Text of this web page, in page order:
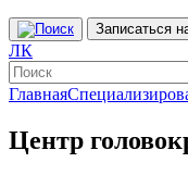
Записаться
ЛК
Главная
Центр